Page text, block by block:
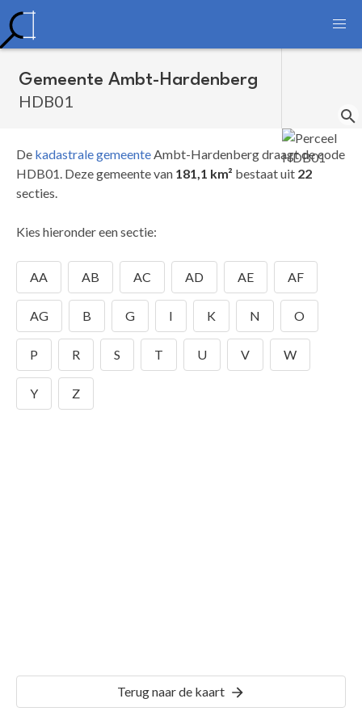
Gemeente Ambt-Hardenberg
HDB01
De kadastrale gemeenteAmbt-Hardenberg draagt de code
HDB01. Deze gemeente van 181,1 km² bestaat uit 22
secties.
Kies hieronder een sectie:
AA AB AC AD AE AF
AG B G I K N O
P R S T U V W
Y Z
Terug naar de kaart
HDB01